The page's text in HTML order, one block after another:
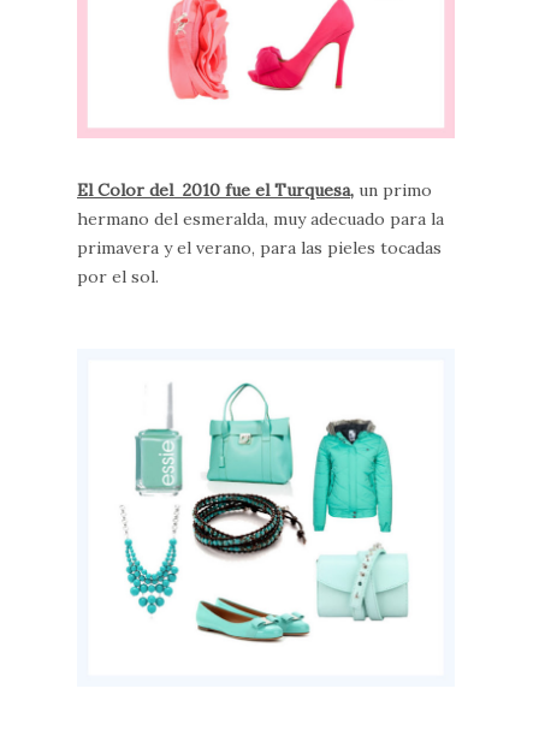
El Color del 2010 fue el Turquesa, un primo
hermano del esmeralda, muy adecuado para la
primavera y el verano, para las pieles tocadas
por el sol.